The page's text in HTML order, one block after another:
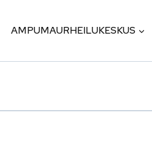
AMPUMAURHEILUKESKUS